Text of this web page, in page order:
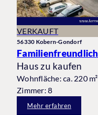
VERKAUFT
56330 Kobern-Gondorf
Haus zu kaufen
Wohnfläche: ca. 220 m²
Zimmer: 8
Mehr erfahren